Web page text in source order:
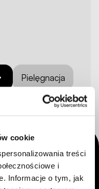
cookie
treści
i
Informacje o tym, jak
Pielęgnacja